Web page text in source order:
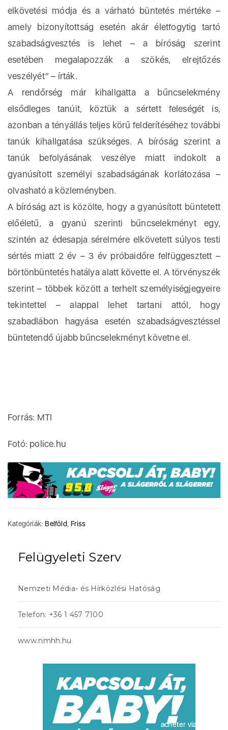
elkövetési módja és a várható büntetés mértéke –
amely bizonyítottság esetén akár életfogytig tartó
szabadságvesztés is lehet – a bíróság szerint
esetében megalapozzák a szökés, elrejtőzés
veszélyét” – írták.
A rendőrség már kihallgatta a bűncselekmény
elsődleges tanúit, köztük a sértett feleségét is,
azonban a tényállás teljes körű felderítéséhez további
tanúk kihallgatása szükséges. A bíróság szerint a
tanúk befolyásának veszélye miatt indokolt a
gyanúsított személyi szabadságának korlátozása –
olvasható a közleményben.
A bíróság azt is közölte, hogy a gyanúsított büntetett
előéletű, a gyanú szerinti bűncselekményt egy,
szintén az édesapja sérelmére elkövetett súlyos testi
sértés miatt 2 év – 3 év próbaidőre felfüggesztett –
börtönbüntetés hatálya alatt követte el. A törvényszék
szerint – többek között a terhelt személyiségjegyeire
tekintettel – alappal lehet tartani attól, hogy
szabadlábon hagyása esetén szabadságvesztéssel
büntetendő újabb bűncselekményt követne el.
Forrás: MTI
Fotó: police.hu
Kategóriák: Belföld Friss
Felügyeleti Szerv
Nemzeti Média- és Hírközlési Hatóság
Telefon: +36 1 457 7100
www.nmhh.hu
acheter viagra sans